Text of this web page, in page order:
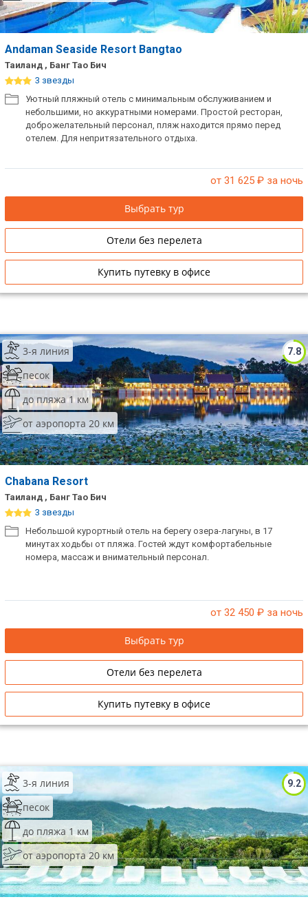
Andaman Seaside Resort Bangtao
Таиланд , Банг Тао Бич
3 звезды
Уютный пляжный отель с минимальным обслуживанием и
небольшими, но аккуратными номерами. Простой ресторан,
доброжелательный персонал, пляж находится прямо перед
отелем. Для непритязательного отдыха.
от 31 625 ₽ за ночь
Выбрать тур
Отели без перелета
Купить путевку в офисе
7.8
3-я линия
песок
до пляжа 1 км
от аэропорта 20 км
Chabana Resort
Таиланд , Банг Тао Бич
3 звезды
Небольшой курортный отель на берегу озера-лагуны, в 17
минутах ходьбы от пляжа. Гостей ждут комфортабельные
номера, массаж и внимательный персонал.
от 32 450 ₽ за ночь
Выбрать тур
Отели без перелета
Купить путевку в офисе
9.2
3-я линия
песок
до пляжа 1 км
от аэропорта 20 км